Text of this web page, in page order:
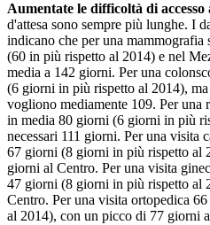
Aumentate le difficoltà di
d'attesa sono sempre più lunghe. I
indicano che per una
(60 in più rispetto al 2014) e nel
media a 142 giorni. Per una
(6 giorni in più rispetto al 2014),
vogliono mediamente 109. Per una
in media 80 giorni (6 giorni in più
necessari 111 giorni. Per una visita
67 giorni (8 giorni in più rispetto al
giorni al Centro. Per una visita
47 giorni (8 giorni in più rispetto al
Centro. Per una visita ortopedica
al 2014), con un picco di 77 giorni